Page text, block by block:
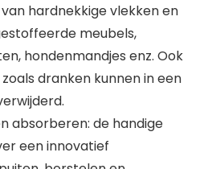
hardnekkige vlekken en
meubels,
hondenmandjes enz. Ook
dranken kunnen in een
absorberen: de handige
een innovatief